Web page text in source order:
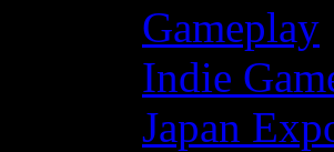
Gameplay
Indie
Japan